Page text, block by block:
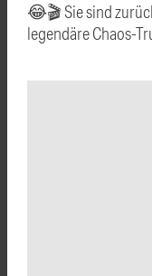
😂🎬 Sie sind
legendäre Chaos-